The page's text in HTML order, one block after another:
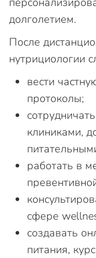
долголетием.
После
нутрициологии
вести
протоколы;
клиниками,
работать в
сфере
создавать
питания,